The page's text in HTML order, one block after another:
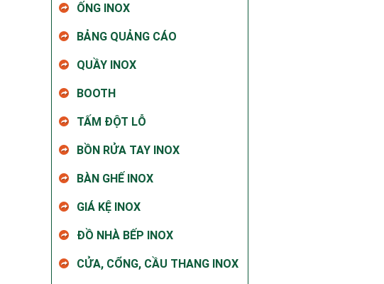
ỐNG INOX
BẢNG QUẢNG CÁO
QUẦY INOX
BOOTH
TẤM ĐỘT LỖ
BỒN RỬA TAY INOX
BÀN GHẾ INOX
GIÁ KỆ INOX
ĐỒ NHÀ BẾP INOX
CỬA, CỔNG, CẦU THANG INOX